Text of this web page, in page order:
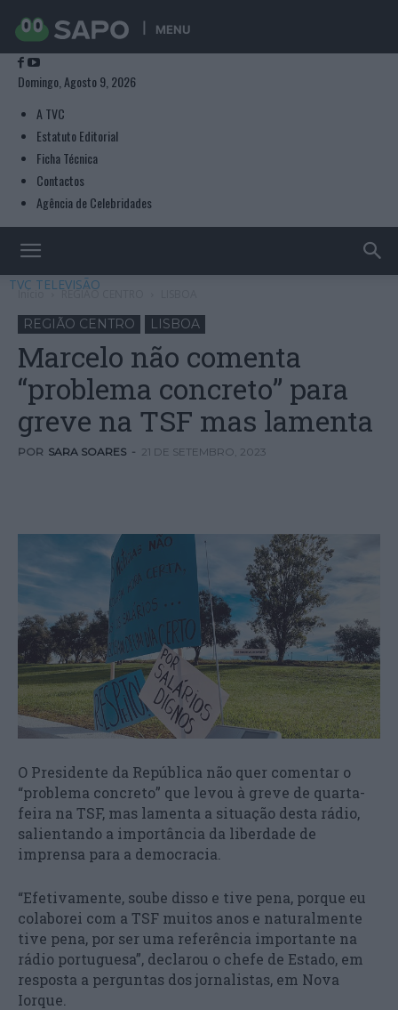
MENU
Domingo, Agosto 9, 2026
A TVC
Estatuto Editorial
Ficha Técnica
Contactos
Agência de Celebridades
TVC TELEVISÃO
Início REGIÃO CENTRO
REGIÃO CENTRO LISBOA
Marcelo não comenta
“problema concreto” para
greve na TSF mas lamenta
POR SARA SOARES - 21 DE SETEMBRO, 2023
O Presidente da República não quer comentar o
“problema concreto” que levou à greve de quarta-
feira na TSF, mas lamenta a situação desta rádio,
salientando a importância da liberdade de
imprensa para a democracia.
“Efetivamente, soube disso e tive pena, porque eu
colaborei com a TSF muitos anos e naturalmente
tive pena, por ser uma referência importante na
rádio portuguesa”, declarou o chefe de Estado, em
resposta a perguntas dos jornalistas, em Nova
Iorque.